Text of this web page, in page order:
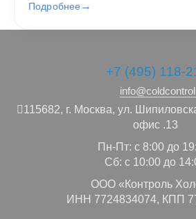
Подробнее
+7 (495) 118-
115682, г. Москва, ул.
офис .13
Пн-Пт: с 8:00 до
Сб: с 10:00 до
ООО «Контроль
ИНН 7724834074, КПП